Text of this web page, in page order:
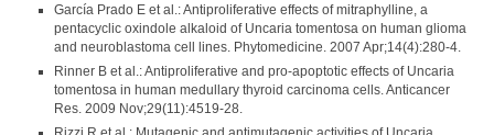
García Prado E et al.: Antiproliferative effects of mitraphylline, a
pentacyclic oxindole alkaloid of Uncaria tomentosa on human glioma
and neuroblastoma cell lines. Phytomedicine. 2007 Apr;14(4):280-4.
Rinner B et al.: Antiproliferative and pro-apoptotic effects of Uncaria
tomentosa in human medullary thyroid carcinoma cells. Anticancer
Res. 2009 Nov;29(11):4519-28.